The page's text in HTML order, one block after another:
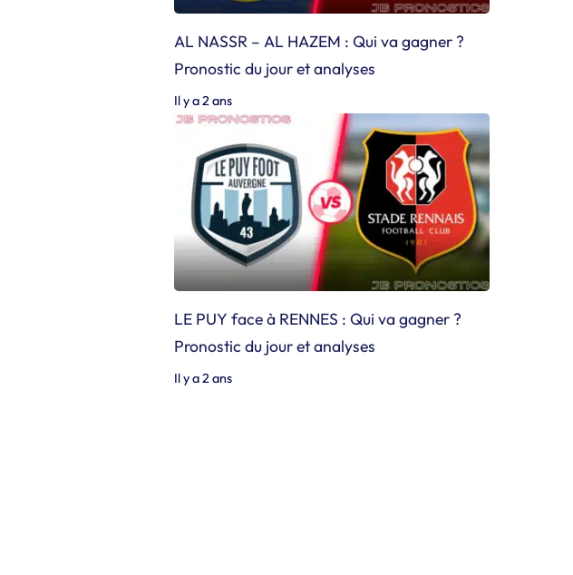
AL NASSR – AL HAZEM : Qui va gagner ?
Pronostic du jour et analyses
Il y a 2 ans
LE PUY face à RENNES : Qui va gagner ?
Pronostic du jour et analyses
Il y a 2 ans